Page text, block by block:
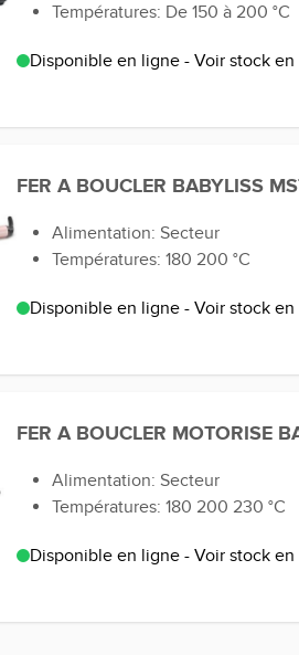
Températures: De 150 à 200 °C
Disponible en ligne - Voir stock en
FER A BOUCLER BABYLISS
Alimentation: Secteur
Températures: 180 200 °C
Disponible en ligne - Voir stock en
FER A BOUCLER MOTORISE
Alimentation: Secteur
Températures: 180 200 230 °C
Disponible en ligne - Voir stock en